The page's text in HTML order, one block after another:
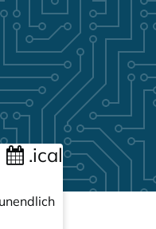
.ical